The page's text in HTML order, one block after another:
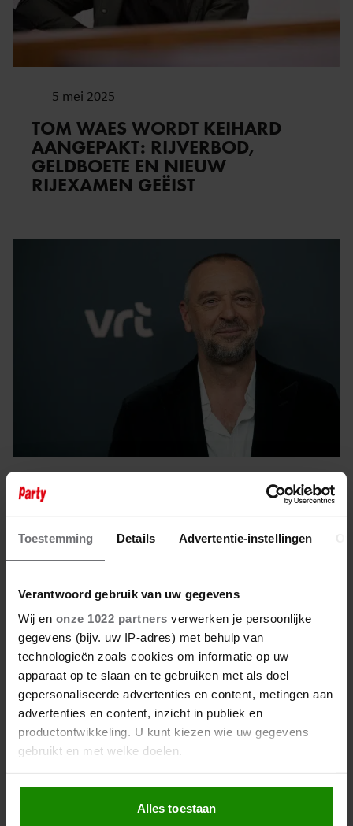
Toestemming Details Advertentie-instellingen
Verantwoord gebruik van uw gegevens
Wij en onze 1022 partners verwerken je persoonlijke
gegevens (bijv. uw IP-adres) met behulp van
technologieën zoals cookies om informatie op uw
apparaat op te slaan en te gebruiken met als doel
gepersonaliseerde advertenties en content, metingen aan
advertenties en content, inzicht in publiek en
productontwikkeling. U kunt kiezen wie uw gegevens
gebruikt en met welke doelen.
Als u het toestaat, willen we ook graag:
Informatie verzamelen over uw geografische
Alles toestaan
5 mei 2025
TOM WAES WORDT KEIHARD
AANGEPAKT: RIJVERBOD,
GELDBOETE EN NIEUW
RIJEXAMEN GEËIST
TOM WAES IS WEER THUIS NA
ZWAAR AUTO-ONGELUK